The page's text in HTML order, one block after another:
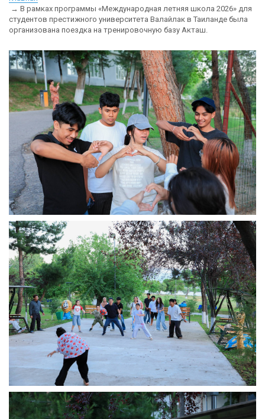
В рамках программы «Международная летняя школа 2026» для
студентов престижного университета Валайлак в Таиланде была
организована поездка на тренировочную базу Акташ.